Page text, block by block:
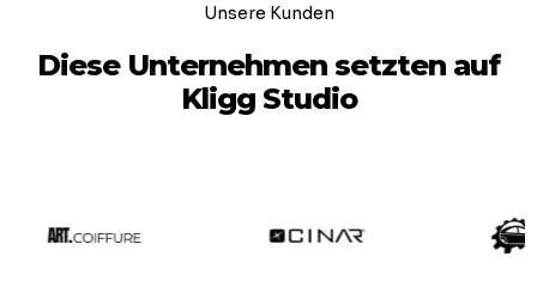
Unsere Kunden
Diese Unternehmen setzten auf
Kligg Studio